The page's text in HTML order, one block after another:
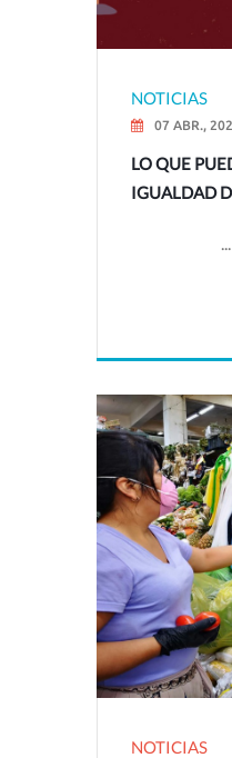
NOTICIAS
07 ABR.,
LO QUE
IGUALDAD
NOTICIAS